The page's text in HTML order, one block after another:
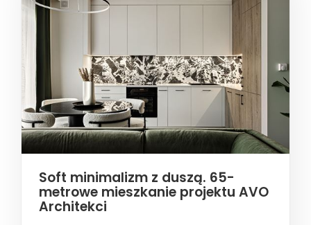
Soft minimalizm z duszą. 65-
metrowe mieszkanie projektu AVO
Architekci